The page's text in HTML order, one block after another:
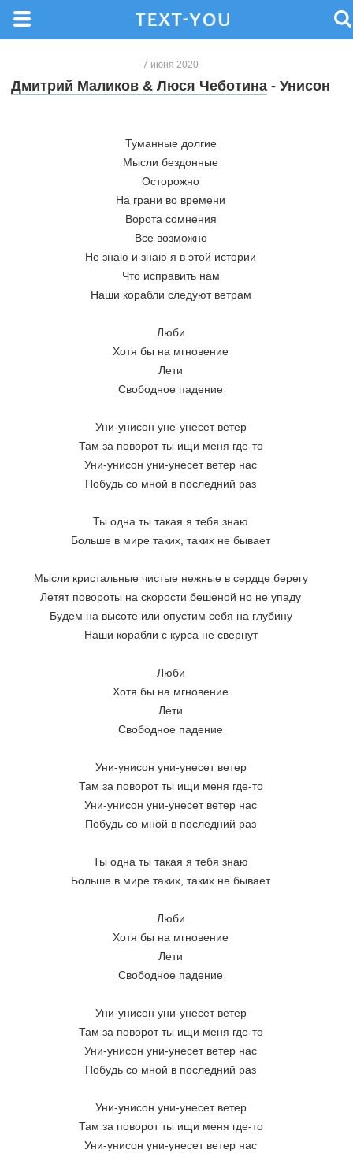
7 июня 2020
Дмитрий Маликов & Люся Чеботина - Унисон
Туманные долгие
Мысли бездонные
Осторожно
На грани во времени
Ворота сомнения
Все возможно
Не знаю и знаю я в этой истории
Что исправить нам
Наши корабли следуют ветрам
Люби
Хотя бы на мгновение
Лети
Свободное падение
Уни-унисон уне-унесет ветер
Там за поворот ты ищи меня где-то
Уни-унисон уни-унесет ветер нас
Побудь со мной в последний раз
Ты одна ты такая я тебя знаю
Больше в мире таких, таких не бывает
Мысли кристальные чистые нежные в сердце берегу
Летят повороты на скорости бешеной но не упаду
Будем на высоте или опустим себя на глубину
Наши корабли с курса не свернут
Люби
Хотя бы на мгновение
Лети
Свободное падение
Уни-унисон уни-унесет ветер
Там за поворот ты ищи меня где-то
Уни-унисон уни-унесет ветер нас
Побудь со мной в последний раз
Ты одна ты такая я тебя знаю
Больше в мире таких, таких не бывает
Люби
Хотя бы на мгновение
Лети
Свободное падение
Уни-унисон уни-унесет ветер
Там за поворот ты ищи меня где-то
Уни-унисон уни-унесет ветер нас
Побудь со мной в последний раз
Уни-унисон уни-унесет ветер
Там за поворот ты ищи меня где-то
Уни-унисон уни-унесет ветер нас